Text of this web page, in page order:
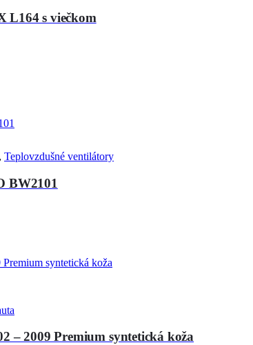
L164 s viečkom
Teplovzdušné ventilátory
BW2101
– 2009 Premium syntetická koža